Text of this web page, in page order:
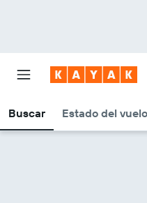
Buscar Estado del vuelo